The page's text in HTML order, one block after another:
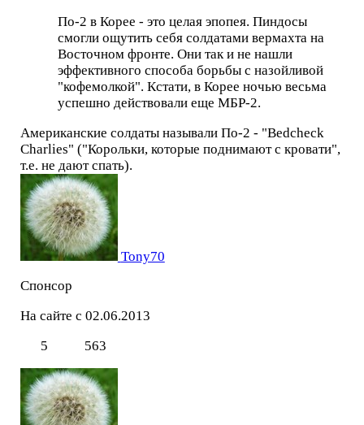
По-2 в Корее - это целая эпопея. Пиндосы
смогли ощутить себя солдатами вермахта на
Восточном фронте. Они так и не нашли
эффективного способа борьбы с назойливой
"кофемолкой". Кстати, в Корее ночью весьма
успешно действовали еще МБР-2.
Американские солдаты называли По-2 - "Bedcheck
Charlies" ("Корольки, которые поднимают с кровати",
т.е. не дают спать).
Tony70
Спонсор
На сайте с 02.06.2013
5
563